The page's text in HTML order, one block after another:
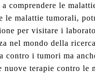
comprendere le
le malattie tumorali,
per visitare i
nel mondo della
i tumori ma
nuove terapie contro le